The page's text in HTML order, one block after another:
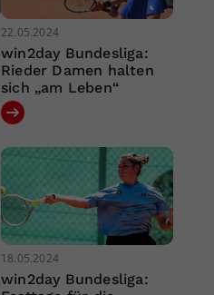
22.05.2024
win2day Bundesliga:
Rieder Damen halten
sich „am Leben“
18.05.2024
win2day Bundesliga: